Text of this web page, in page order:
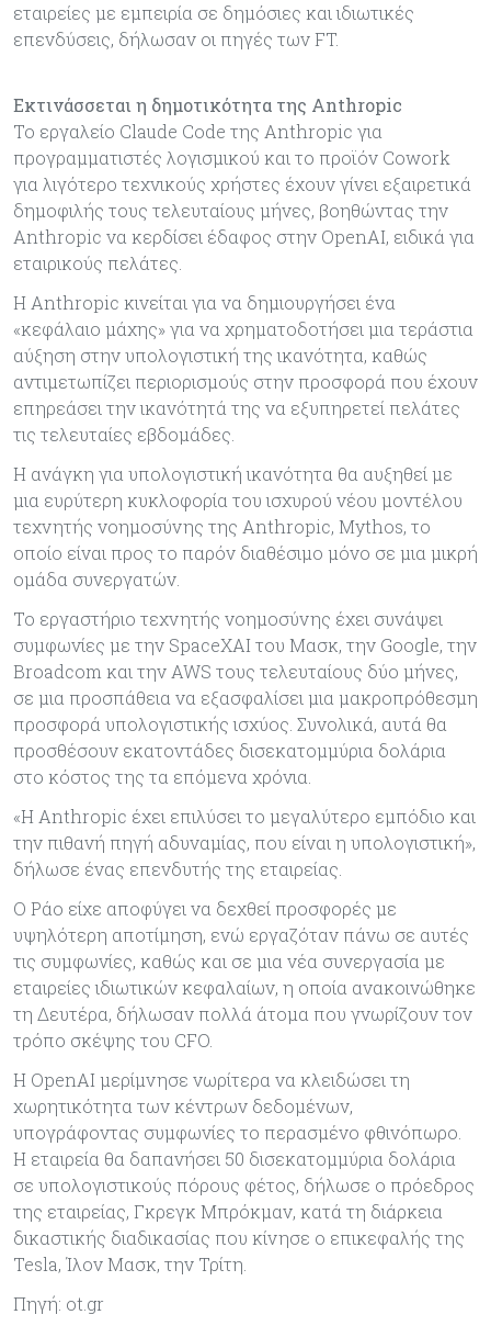
εταιρείες με εμπειρία σε δημόσιες και ιδιωτικές
επενδύσεις, δήλωσαν οι πηγές των FT.
Εκτινάσσεται η δημοτικότητα της Anthropic
Το εργαλείο Claude Code της Anthropic για
προγραμματιστές λογισμικού και το προϊόν Cowork
για λιγότερο τεχνικούς χρήστες έχουν γίνει εξαιρετικά
δημοφιλής τους τελευταίους μήνες, βοηθώντας την
Anthropic να κερδίσει έδαφος στην OpenAI, ειδικά για
εταιρικούς πελάτες.
Η Anthropic κινείται για να δημιουργήσει ένα
«κεφάλαιο μάχης» για να χρηματοδοτήσει μια τεράστια
αύξηση στην υπολογιστική της ικανότητα, καθώς
αντιμετωπίζει περιορισμούς στην προσφορά που έχουν
επηρεάσει την ικανότητά της να εξυπηρετεί πελάτες
τις τελευταίες εβδομάδες.
Η ανάγκη για υπολογιστική ικανότητα θα αυξηθεί με
μια ευρύτερη κυκλοφορία του ισχυρού νέου μοντέλου
τεχνητής νοημοσύνης της Anthropic, Mythos, το
οποίο είναι προς το παρόν διαθέσιμο μόνο σε μια μικρή
ομάδα συνεργατών.
Το εργαστήριο τεχνητής νοημοσύνης έχει συνάψει
συμφωνίες με την SpaceXAI του Μασκ, την Google, την
Broadcom και την AWS τους τελευταίους δύο μήνες,
σε μια προσπάθεια να εξασφαλίσει μια μακροπρόθεσμη
προσφορά υπολογιστικής ισχύος. Συνολικά, αυτά θα
προσθέσουν εκατοντάδες δισεκατομμύρια δολάρια
στο κόστος της τα επόμενα χρόνια.
«Η Anthropic έχει επιλύσει το μεγαλύτερο εμπόδιο και
την πιθανή πηγή αδυναμίας, που είναι η υπολογιστική»,
δήλωσε ένας επενδυτής της εταιρείας.
Ο Ράο είχε αποφύγει να δεχθεί προσφορές με
υψηλότερη αποτίμηση, ενώ εργαζόταν πάνω σε αυτές
τις συμφωνίες, καθώς και σε μια νέα συνεργασία με
εταιρείες ιδιωτικών κεφαλαίων, η οποία ανακοινώθηκε
τη Δευτέρα, δήλωσαν πολλά άτομα που γνωρίζουν τον
τρόπο σκέψης του CFO.
Η OpenAI μερίμνησε νωρίτερα να κλειδώσει τη
χωρητικότητα των κέντρων δεδομένων,
υπογράφοντας συμφωνίες το περασμένο φθινόπωρο.
Η εταιρεία θα δαπανήσει 50 δισεκατομμύρια δολάρια
σε υπολογιστικούς πόρους φέτος, δήλωσε ο πρόεδρος
της εταιρείας, Γκρεγκ Μπρόκμαν, κατά τη διάρκεια
δικαστικής διαδικασίας που κίνησε ο επικεφαλής της
Tesla, Ίλον Μασκ, την Τρίτη.
Πηγή: ot.gr